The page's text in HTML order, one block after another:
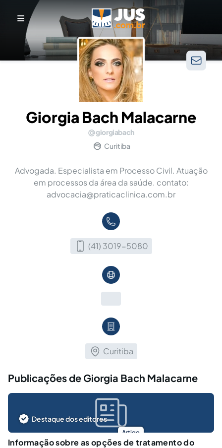
Giorgia Bach Malacarne
giorgiabach
Curitiba
Advogada. Especialista em Processo Civil. Atuação
em processos da área da saúde. contato:
advocacia@praticaclinica.com.br
(41) 3019-5080
Curitiba
Publicações de Giorgia Bach Malacarne
Artigo
Destaque dos editores
Informação sobre as opções de tratamento do